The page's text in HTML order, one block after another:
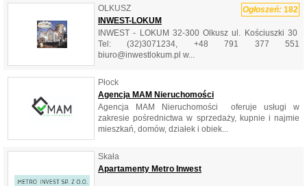
OLKUSZ Ogłoszeń: 182
INWEST-LOKUM
INWEST - LOKUM 32-300 Olkusz ul. Kościuszki 30
Tel: (32)3071234, +48 791 377 551
biuro@inwestlokum.pl w...
Płock
Agencja MAM Nieruchomości
Agencja MAM Nieruchomości oferuje usługi w
zakresie pośrednictwa w sprzedaży, kupnie i najmie
mieszkań, domów, działek i obiek...
Skała
Apartamenty Metro Inwest